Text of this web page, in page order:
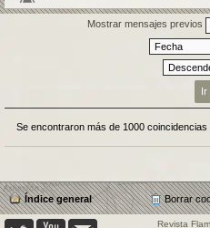
Mostrar mensajes previos
Se encontraron más de 1000 coincidencias
Índice general Borrar
Revista